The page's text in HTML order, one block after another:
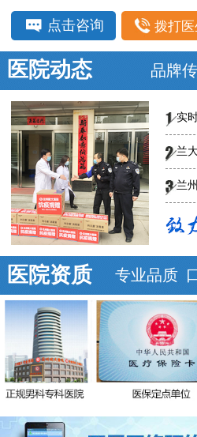
点击咨询 拨打医
医院动态 品牌
实时发
兰大二
兰州
医院资质 专业品质